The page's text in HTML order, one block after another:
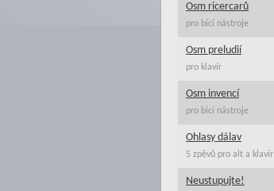
Osm ricercarů
pro bicí nástroje
Osm preludií
pro klavír
Osm invencí
pro bicí nástroje
Ohlasy dálav
5 zpěvů pro alt a klavír
Neustupujte!